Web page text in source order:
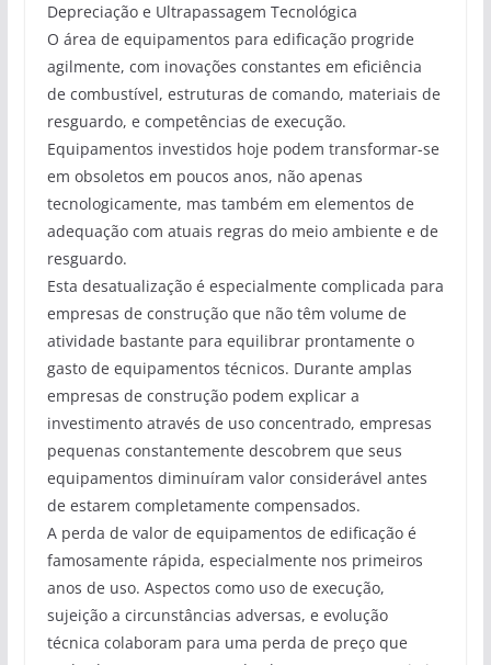
Depreciação e Ultrapassagem Tecnológica
O área de equipamentos para edificação progride
agilmente, com inovações constantes em eficiência
de combustível, estruturas de comando, materiais de
resguardo, e competências de execução.
Equipamentos investidos hoje podem transformar-se
em obsoletos em poucos anos, não apenas
tecnologicamente, mas também em elementos de
adequação com atuais regras do meio ambiente e de
resguardo.
Esta desatualização é especialmente complicada para
empresas de construção que não têm volume de
atividade bastante para equilibrar prontamente o
gasto de equipamentos técnicos. Durante amplas
empresas de construção podem explicar a
investimento através de uso concentrado, empresas
pequenas constantemente descobrem que seus
equipamentos diminuíram valor considerável antes
de estarem completamente compensados.
A perda de valor de equipamentos de edificação é
famosamente rápida, especialmente nos primeiros
anos de uso. Aspectos como uso de execução,
sujeição a circunstâncias adversas, e evolução
técnica colaboram para uma perda de preço que